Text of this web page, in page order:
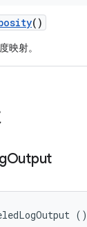
()
映射。
Output
()